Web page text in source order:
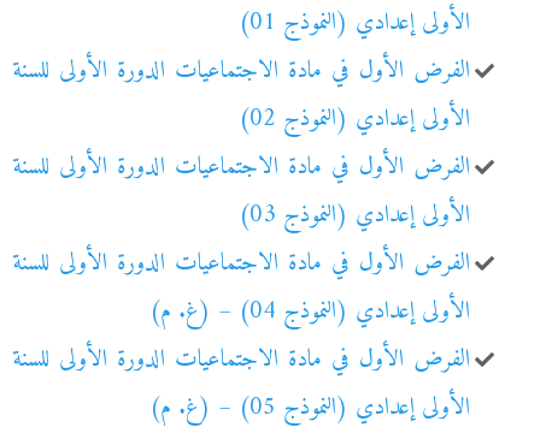
الأولى إعدادي (النموذج 01)
الفرض الأول في مادة الاجتماعيات الدورة الأولى للسنة
الأولى إعدادي (النموذج 02)
الفرض الأول في مادة الاجتماعيات الدورة الأولى للسنة
الأولى إعدادي (النموذج 03)
الفرض الأول في مادة الاجتماعيات الدورة الأولى للسنة
الأولى إعدادي (النموذج 04) – (غ. م)
الفرض الأول في مادة الاجتماعيات الدورة الأولى للسنة
الأولى إعدادي (النموذج 05) – (غ. م)